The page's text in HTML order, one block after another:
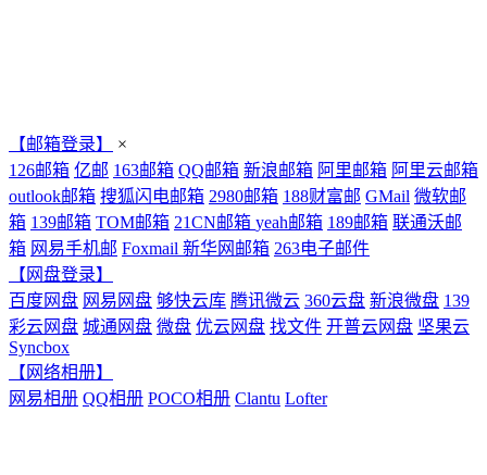
【邮箱登录】
×
126邮箱 亿邮 163邮箱 QQ邮箱 新浪邮箱 阿里邮箱 阿里云邮箱
outlook邮箱 搜狐闪电邮箱 2980邮箱 188财富邮 GMail 微软邮
箱 139邮箱 TOM邮箱 21CN邮箱 yeah邮箱 189邮箱 联通沃邮
箱 网易手机邮 Foxmail 新华网邮箱 263电子邮件
【网盘登录】
百度网盘 网易网盘 够快云库 腾讯微云 360云盘 新浪微盘 139
彩云网盘 城通网盘 微盘 优云网盘 找文件 开普云网盘 坚果云
Syncbox
【网络相册】
网易相册 QQ相册 POCO相册 Clantu Lofter